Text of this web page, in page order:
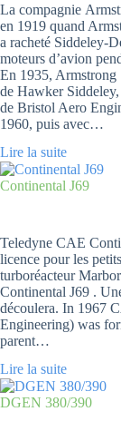
La compagnie
en 1919 quand
a racheté Siddeley-
moteurs d’avion
En 1935, Armstrong
de Hawker
de Bristol Aero
1960, puis avec…
Lire la suite
Continental J69
Teledyne CAE
licence pour les
turboréacteur
Continental J69 .
découlera. In 1967
Engineering) was
parent…
Lire la suite
DGEN 380/390